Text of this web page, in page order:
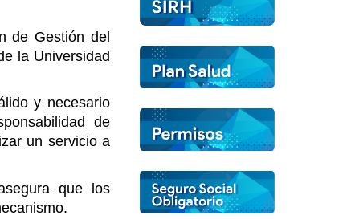
de Gestión del
la Universidad
y necesario
de
un servicio a
que los